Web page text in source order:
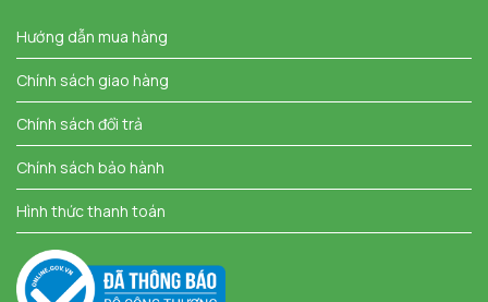
Hướng dẫn mua hàng
Chính sách giao hàng
Chính sách đổi trả
Chính sách bảo hành
Hình thức thanh toán